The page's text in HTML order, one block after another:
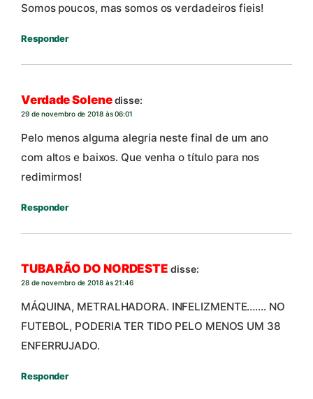
Somos poucos, mas somos os verdadeiros fieis!
Responder
Verdade Solenedisse:
29 de novembro de 2018 às 06:01
Pelo menos alguma alegria neste final de um ano
com altos e baixos. Que venha o título para nos
redimirmos!
Responder
TUBARÃO DO NORDESTE disse:
28 de novembro de 2018 às 21:46
MÁQUINA, METRALHADORA. INFELIZMENTE……. NO
FUTEBOL, PODERIA TER TIDO PELO MENOS UM 38
ENFERRUJADO.
Responder